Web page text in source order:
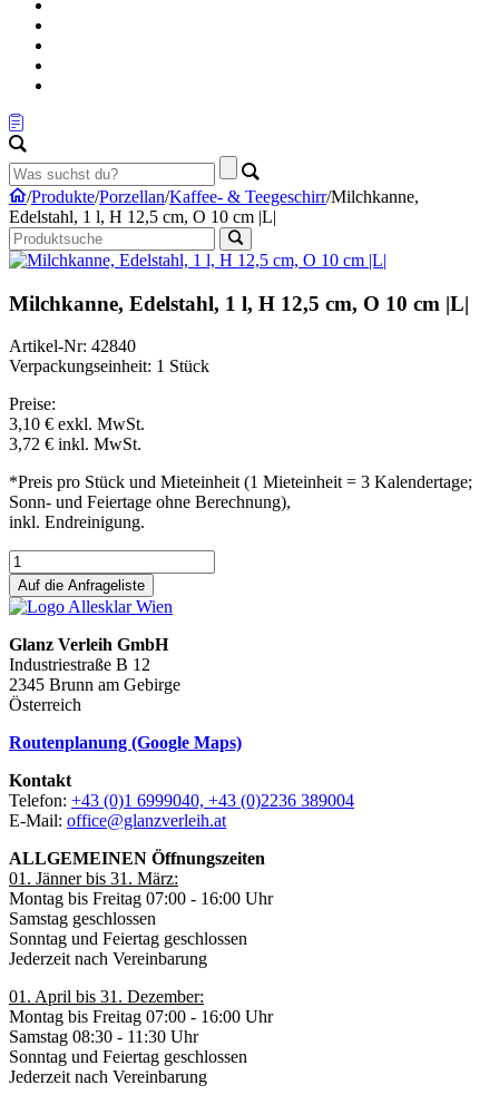
/Produkte/Porzellan/Kaffee- & Teegeschirr/Milchkanne,
Edelstahl, 1 l, H 12,5 cm, O 10 cm |L|
Milchkanne, Edelstahl, 1 l, H 12,5 cm, O 10 cm |L|
Artikel-Nr: 42840
Verpackungseinheit: 1 Stück
Preise:
3,10 € exkl. MwSt.
3,72 € inkl. MwSt.
*Preis pro Stück und Mieteinheit (1 Mieteinheit = 3 Kalendertage;
Sonn- und Feiertage ohne Berechnung),
inkl. Endreinigung.
Auf die Anfrageliste
Glanz Verleih GmbH
Industriestraße B 12
2345 Brunn am Gebirge
Österreich
Routenplanung (Google Maps)
Kontakt
Telefon: +43 (0)1 6999040, +43 (0)2236 389004
E-Mail: office@glanzverleih.at
ALLGEMEINEN Öffnungszeiten
01. Jänner bis 31. März:
Montag bis Freitag 07:00 - 16:00 Uhr
Samstag geschlossen
Sonntag und Feiertag geschlossen
Jederzeit nach Vereinbarung
01. April bis 31. Dezember:
Montag bis Freitag 07:00 - 16:00 Uhr
Samstag 08:30 - 11:30 Uhr
Sonntag und Feiertag geschlossen
Jederzeit nach Vereinbarung